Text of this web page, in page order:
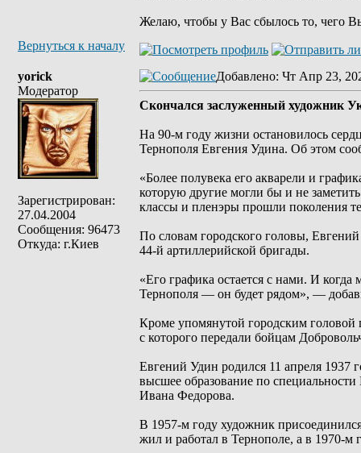
Желаю, чтобы у Вас сбылось то, чего
Вернуться к началу
yorick
Модератор
Зарегистрирован:
27.04.2004
Сообщения: 96473
Откуда: г.Киев
Добавлено: Чт Апр 23,
Скончался заслуженный художник
На 90-м году жизни остановилось
Тернополя Евгения Удина. Об этом
«Более полувека его акварели и
которую другие могли бы и не
классы и пленэры прошли поколения
По словам городского головы,
44-й артиллерийской бригады.
«Его графика остается с нами. И
Тернополя — он будет рядом», —
Кроме упомянутой городским головой
с которого передали бойцам
Евгений Удин родился 11 апреля 1937
высшее образование по
Ивана Федорова.
В 1957-м году художник
жил и работал в Тернополе, а в 1970-